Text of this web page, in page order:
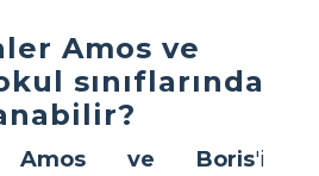
Amos ve
sınıflarında
Amos ve Boris'i